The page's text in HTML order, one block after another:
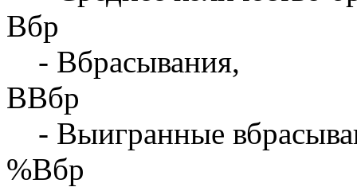
Вбр
- Вбрасывания,
ВВбр
- Выигранные
%Вбр